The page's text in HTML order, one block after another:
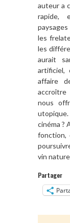
auteur a
rapide,
les
les
aurait
artificiel,
affaire
accroître
nous
utopique.
cinéma ?
fonction,
vin
Partager